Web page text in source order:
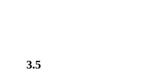
3.5